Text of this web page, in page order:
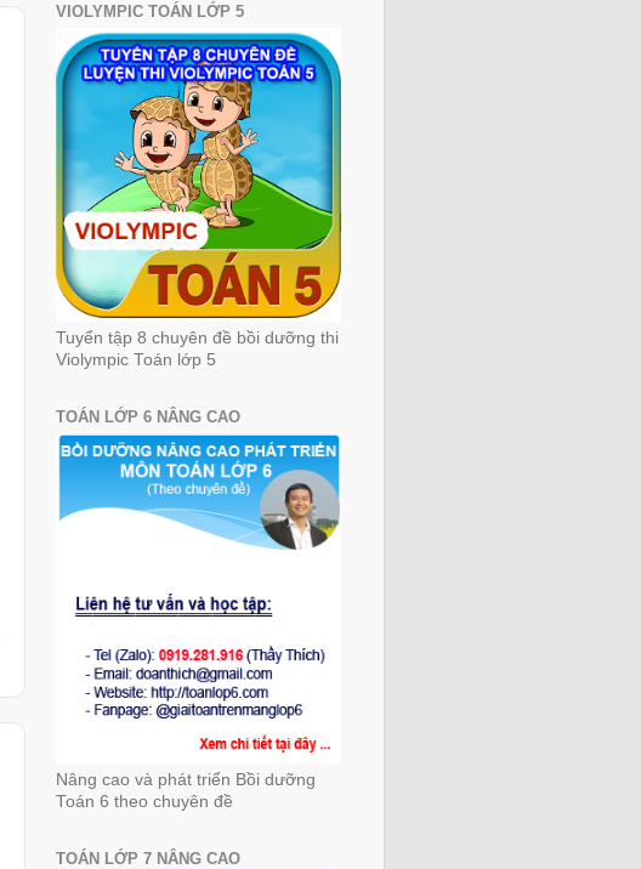
VIOLYMPIC TOÁN LỚP 5
Tuyển tập 8 chuyên đề bồi dưỡng thi
Violympic Toán lớp 5
TOÁN LỚP 6 NÂNG CAO
Nâng cao và phát triển Bồi dưỡng
Toán 6 theo chuyên đề
TOÁN LỚP 7 NÂNG CAO